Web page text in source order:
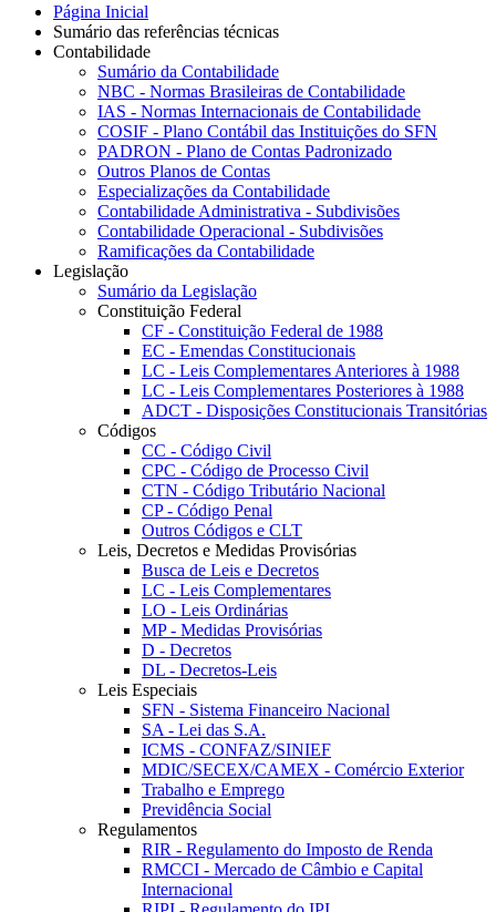
Página Inicial
Sumário das referências técnicas
Contabilidade
Sumário da Contabilidade
NBC - Normas Brasileiras de Contabilidade
IAS - Normas Internacionais de Contabilidade
COSIF - Plano Contábil das Instituições do SFN
PADRON - Plano de Contas Padronizado
Outros Planos de Contas
Especializações da Contabilidade
Contabilidade Administrativa - Subdivisões
Contabilidade Operacional - Subdivisões
Ramificações da Contabilidade
Legislação
Sumário da Legislação
Constituição Federal
CF - Constituição Federal de 1988
EC - Emendas Constitucionais
LC - Leis Complementares Anteriores à 1988
LC - Leis Complementares Posteriores à 1988
ADCT - Disposições Constitucionais Transitórias
Códigos
CC - Código Civil
CPC - Código de Processo Civil
CTN - Código Tributário Nacional
CP - Código Penal
Outros Códigos e CLT
Leis, Decretos e Medidas Provisórias
Busca de Leis e Decretos
LC - Leis Complementares
LO - Leis Ordinárias
MP - Medidas Provisórias
D - Decretos
DL - Decretos-Leis
Leis Especiais
SFN - Sistema Financeiro Nacional
SA - Lei das S.A.
ICMS - CONFAZ/SINIEF
MDIC/SECEX/CAMEX - Comércio Exterior
Trabalho e Emprego
Previdência Social
Regulamentos
RIR - Regulamento do Imposto de Renda
RMCCI - Mercado de Câmbio e Capital
Internacional